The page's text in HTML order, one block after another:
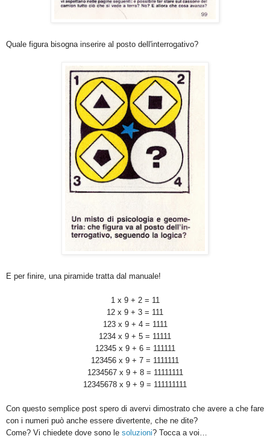
Quale figura bisogna inserire al posto dell'interrogativo?
E per finire, una piramide tratta dal manuale!
1 x 9 + 2 = 11
12 x 9 + 3 = 111
123 x 9 + 4 = 1111
1234 x 9 + 5 = 11111
12345 x 9 + 6 = 111111
123456 x 9 + 7 = 1111111
1234567 x 9 + 8 = 11111111
12345678 x 9 + 9 = 111111111
Con questo semplice post spero di avervi dimostrato che avere a che fare
con i numeri può anche essere divertente, che ne dite?
Come? Vi chiedete dove sono le soluzioni? Tocca a voi…